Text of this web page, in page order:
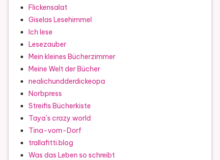
Flickensalat
Giselas Lesehimmel
Ich lese
Lesezauber
Mein kleines Bücherzimmer
Meine Welt der Bücher
nealichundderdickeopa
Norbpress
Streifis Bücherkiste
Taya`s crazy world
Tina-vom-Dorf
trallafitti.blog
Was das Leben so schreibt